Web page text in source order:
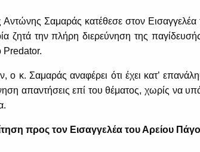
Σαμαράς κατέθεσε στον Εισαγγελέα
ζητά την πλήρη διερεύνηση της
Predator.
ο κ. Σαμαράς αναφέρει ότι έχει κατ’
απαντήσεις επί του θέματος, χωρίς να
προς τον Εισαγγελέα του Αρείου